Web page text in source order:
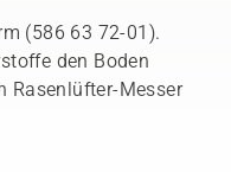
(586 63 72-01).
den Boden
Rasenlüfter-Messer